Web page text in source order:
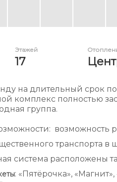
Этажей
17
на длительный срок
комплекс полностью
группа.
возможность
транспорта
система расположены
: «Пятёрочка»,